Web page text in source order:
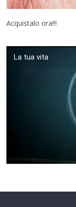
Acquistalo ora!!!
La tua vita